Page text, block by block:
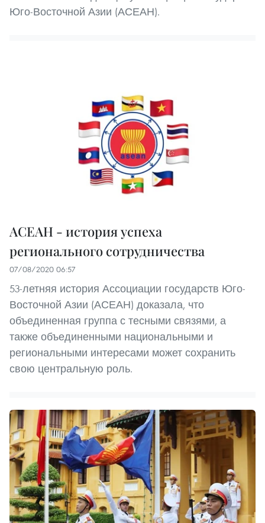
Юго-Восточной Азии (АСЕАН).
АСЕАН - история успеха
регионального сотрудничества
07/08/2020 06:57
53-летняя история Ассоциации государств Юго-
Восточной Азии (АСЕАН) доказала, что
объединенная группа с тесными связями, а
также объединенными национальными и
региональными интересами может сохранить
свою центральную роль.